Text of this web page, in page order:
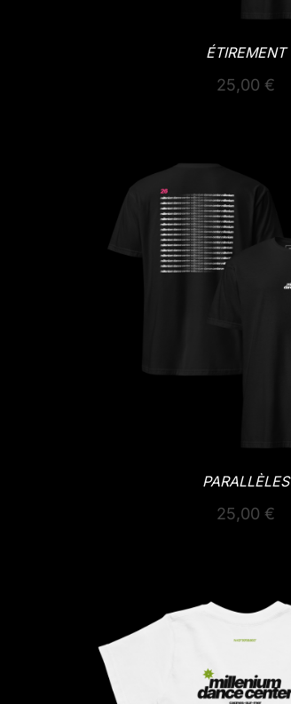
ÉTIREMENT
25,00 €
PARALLÈLES
25,00 €